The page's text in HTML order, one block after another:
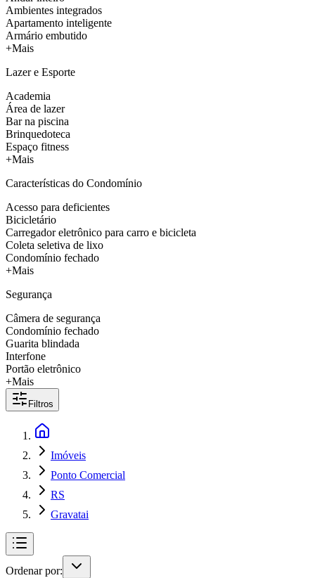
Ambientes integrados
Apartamento inteligente
Armário embutido
+Mais
Lazer e Esporte
Academia
Área de lazer
Bar na piscina
Brinquedoteca
Espaço fitness
+Mais
Características do Condomínio
Acesso para deficientes
Bicicletário
Carregador eletrônico para carro e bicicleta
Coleta seletiva de lixo
Condomínio fechado
+Mais
Segurança
Câmera de segurança
Condomínio fechado
Guarita blindada
Interfone
Portão eletrônico
+Mais
Filtros
Imóveis
Ponto Comercial
RS
Gravatai
Ordenar por: